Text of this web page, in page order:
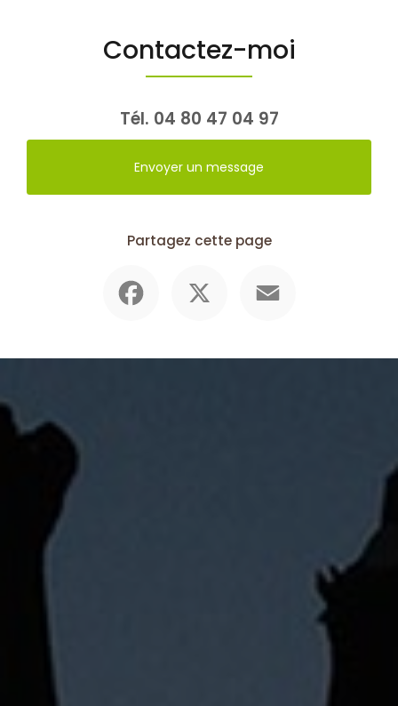
Contactez-moi
Tél. 04 80 47 04 97
Envoyer un message
Partagez cette page